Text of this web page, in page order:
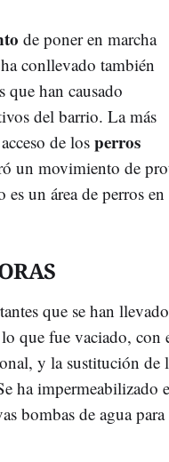
de poner en marcha
conllevado también
que han causado
del barrio. La más
de los perros
un movimiento de
un área de perros
que se han
que fue vaciado, con
y la sustitución de
ha impermeabilizado
bombas de agua